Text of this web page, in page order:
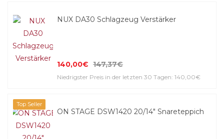
NUX DA30 Schlagzeug Verstärker
140,00€ 147,37€
Niedrigster Preis in der letzten 30 Tagen: 140,00€
Top Seller
ON STAGE DSW1420 20/14" Snareteppich